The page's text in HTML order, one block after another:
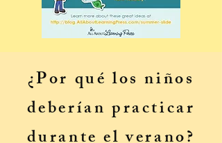
¿Por qué los niños
deberían practicar